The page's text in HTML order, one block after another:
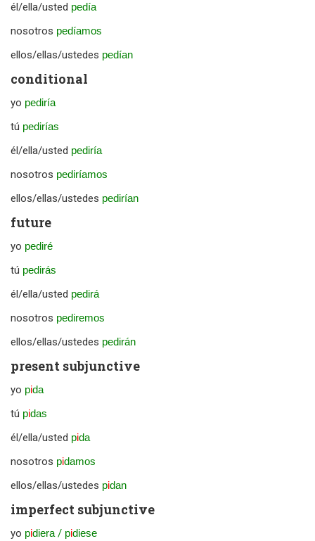
él/ella/usted pedía
nosotros pedíamos
ellos/ellas/ustedes pedían
conditional
yo pediría
tú pedirías
él/ella/usted pediría
nosotros pediríamos
ellos/ellas/ustedes pedirían
future
yo pediré
tú pedirás
él/ella/usted pedirá
nosotros pediremos
ellos/ellas/ustedes pedirán
present subjunctive
yo pida
tú pidas
él/ella/usted pida
nosotros pidamos
ellos/ellas/ustedes pidan
imperfect subjunctive
yo pidiera/ pidiese